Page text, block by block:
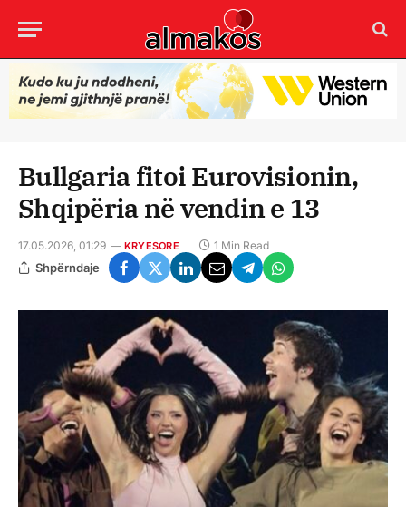
Bullgaria fitoi Eurovisionin,
Shqipëria në vendin e 13
17.05.2026, 01:29 KRYESORE 1 Min Read
Shpërndaje